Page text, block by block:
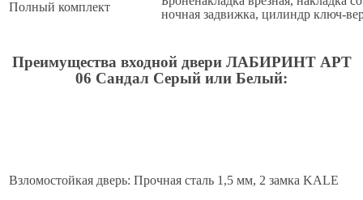
Полный комплект
ночная задвижка, цилиндр ключ-
Преимущества входной двери ЛАБИРИНТ АРТ
06 Сандал Серый или Белый:
Взломостойкая дверь: Прочная сталь 1,5 мм, 2 замка KALE